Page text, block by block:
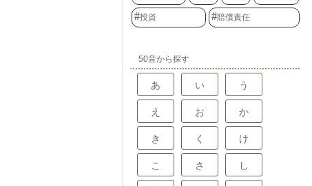
投資 賠償責任
50音から探す
あ い う
え お か
き く け
こ さ し